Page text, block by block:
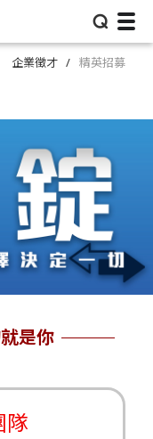
⌕
企業徵才 精英招募
是你